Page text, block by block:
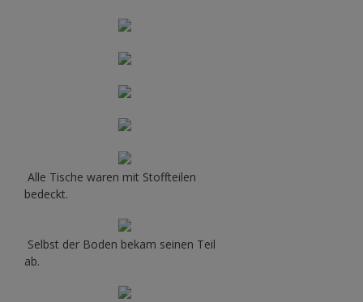
Alle Tische waren mit Stoffteilen
bedeckt.
Selbst der Boden bekam seinen Teil
ab.